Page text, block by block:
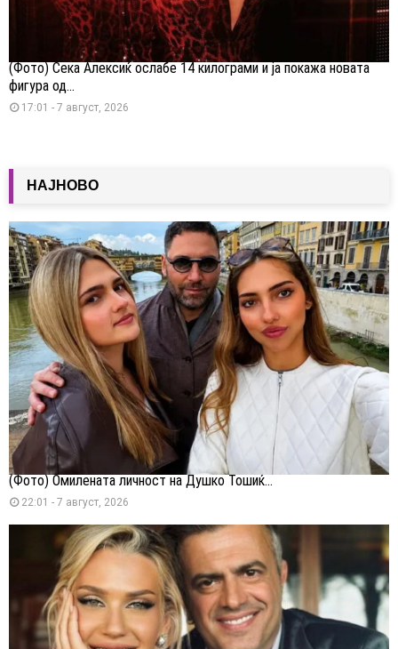
(Фото) Сека Алексиќ ослабе 14 килограми и ја покажа новата
фигура од...
17:01 - 7 август, 2026
НАЈНОВО
(Фото) Омилената личност на Душко Тошиќ...
22:01 - 7 август, 2026